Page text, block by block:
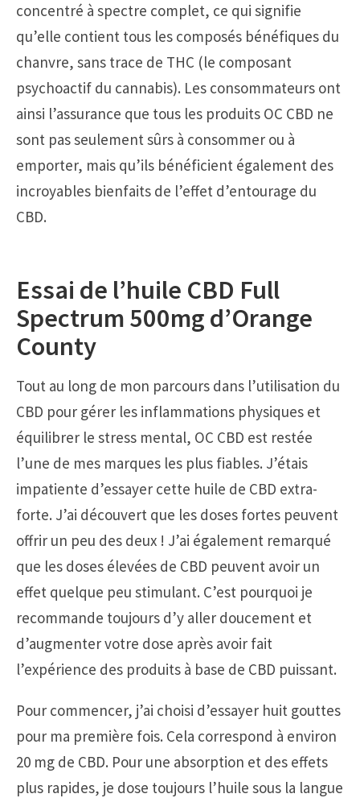
concentré à spectre complet, ce qui signifie
qu’elle contient tous les composés bénéfiques du
chanvre, sans trace de THC (le composant
psychoactif du cannabis). Les consommateurs ont
ainsi l’assurance que tous les produits OC CBD ne
sont pas seulement sûrs à consommer ou à
emporter, mais qu’ils bénéficient également des
incroyables bienfaits de l’effet d’entourage du
CBD.
Essai de l’huile CBD Full
Spectrum 500mg d’Orange
County
Tout au long de mon parcours dans l’utilisation du
CBD pour gérer les inflammations physiques et
équilibrer le stress mental, OC CBD est restée
l’une de mes marques les plus fiables. J’étais
impatiente d’essayer cette huile de CBD extra-
forte. J’ai découvert que les doses fortes peuvent
offrir un peu des deux ! J’ai également remarqué
que les doses élevées de CBD peuvent avoir un
effet quelque peu stimulant. C’est pourquoi je
recommande toujours d’y aller doucement et
d’augmenter votre dose après avoir fait
l’expérience des produits à base de CBD puissant.
Pour commencer, j’ai choisi d’essayer huit gouttes
pour ma première fois. Cela correspond à environ
20 mg de CBD. Pour une absorption et des effets
plus rapides, je dose toujours l’huile sous la langue